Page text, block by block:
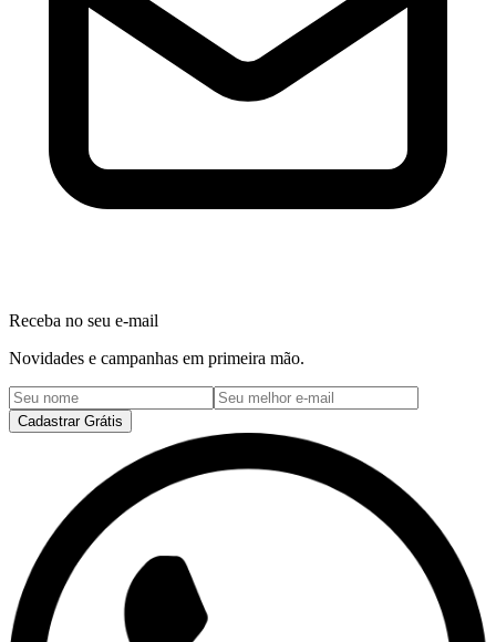
Receba no seu e-mail
Novidades e campanhas em primeira mão.
Cadastrar Grátis